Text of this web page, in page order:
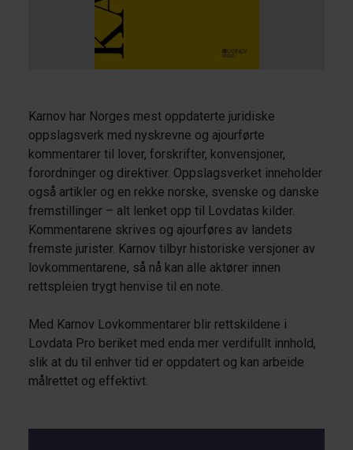
Karnov har Norges mest oppdaterte juridiske
oppslagsverk med nyskrevne og ajourførte
kommentarer til lover, forskrifter, konvensjoner,
forordninger og direktiver. Oppslagsverket inneholder
også artikler og en rekke norske, svenske og danske
fremstillinger – alt lenket opp til Lovdatas kilder.
Kommentarene skrives og ajourføres av landets
fremste jurister. Karnov tilbyr historiske versjoner av
lovkommentarene, så nå kan alle aktører innen
rettspleien trygt henvise til en note.
Med Karnov Lovkommentarer blir rettskildene i
Lovdata Pro beriket med enda mer verdifullt innhold,
slik at du til enhver tid er oppdatert og kan arbeide
målrettet og effektivt.